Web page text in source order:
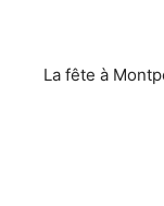
La fête à